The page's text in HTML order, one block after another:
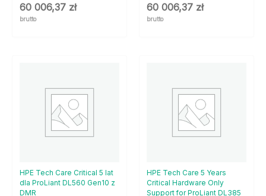
60 006,37 zł
brutto
60 006,37 zł
brutto
HPE Tech Care Critical 5 lat
dla ProLiant DL560 Gen10 z
DMR
HPE Tech Care 5 Years
Critical Hardware Only
Support for ProLiant DL385